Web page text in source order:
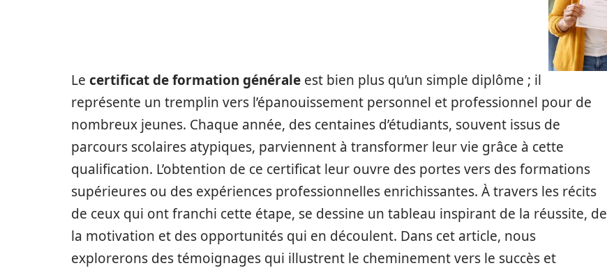
Le certificat de formation générale est bien plus qu’un simple diplôme ; il
représente un tremplin vers l’épanouissement personnel et professionnel pour de
nombreux jeunes. Chaque année, des centaines d’étudiants, souvent issus de
parcours scolaires atypiques, parviennent à transformer leur vie grâce à cette
qualification. L’obtention de ce certificat leur ouvre des portes vers des formations
supérieures ou des expériences professionnelles enrichissantes. À travers les récits
de ceux qui ont franchi cette étape, se dessine un tableau inspirant de la réussite, de
la motivation et des opportunités qui en découlent. Dans cet article, nous
explorerons des témoignages qui illustrent le cheminement vers le succès et